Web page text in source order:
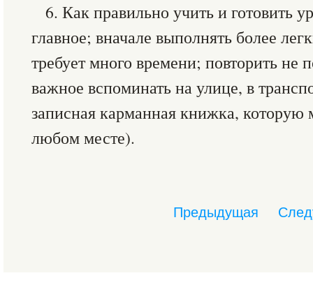
6. Как правильно учить и готовить
главное; вначале выполнять более
требует много времени; повторить не
важное вспоминать на улице, в
записная карманная книжка, которую
любом месте).
Предыдущая